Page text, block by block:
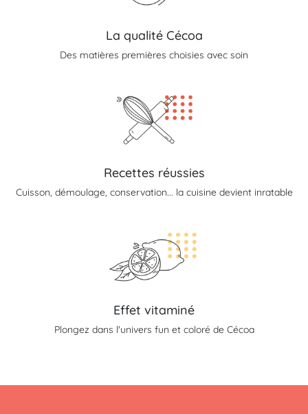
La qualité Cécoa
Des matières premières choisies avec soin
Recettes réussies
Cuisson, démoulage, conservation... la cuisine devient inratable
Effet vitaminé
Plongez dans l'univers fun et coloré de Cécoa